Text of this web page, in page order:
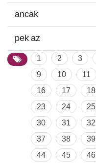
ancak
pek az
1 2 3
9
10 11
16
17 18
23
24 25
30
31 32
37
38 39
44
45 46